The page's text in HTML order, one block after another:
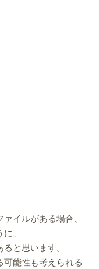
イルがある場合、
、
と思います。
可能性も考えられる